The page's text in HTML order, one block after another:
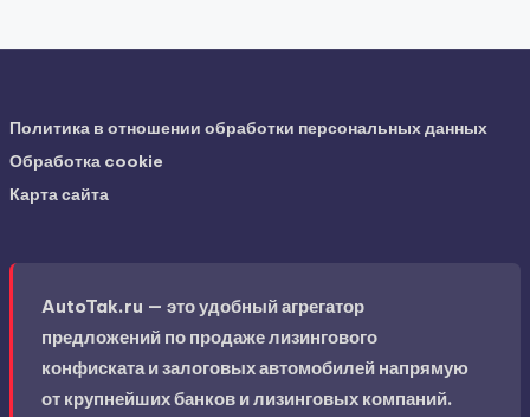
Политика в отношении обработки персональных данных
Обработка cookie
Карта сайта
AutoTak.ru — это удобный агрегатор
предложений по продаже лизингового
конфиската и залоговых автомобилей напрямую
от крупнейших банков и лизинговых компаний.